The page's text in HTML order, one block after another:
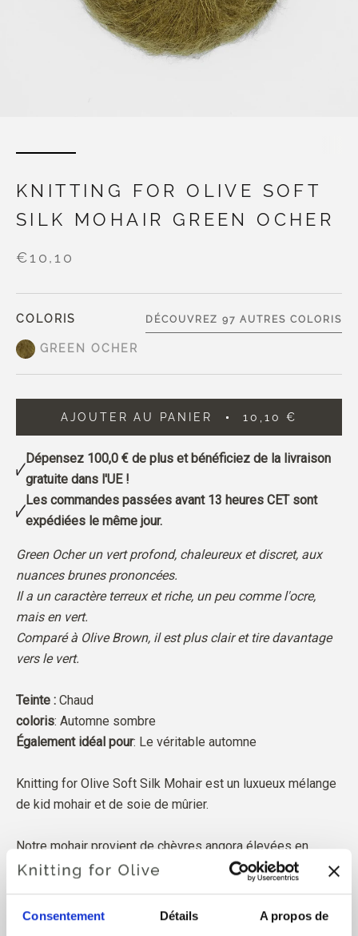
Consentement Détails A propos de
KNITTING FOR OLIVE SOFT
SILK MOHAIR GREEN OCHER
€10,10
COLORIS
GREEN OCHER
DÉCOUVREZ 97 AUTRES COLORIS
AJOUTER AU PANIER 10,10 €
Dépensez 100,0 € de plus et bénéficiez de la livraison
gratuite dans l'UE !
Les commandes passées avant 13 heures CET sont
expédiées le même jour.
Green Ocher un vert profond, chaleureux et discret, aux
nuances brunes prononcées.
Il a un caractère terreux et riche, un peu comme l'ocre,
mais en vert.
Comparé à Olive Brown, il est plus clair et tire davantage
vers le vert.
Teinte : Chaud
coloris: Automne sombre
Également idéal pour: Le véritable automne
Knitting for Olive Soft Silk Mohair est un luxueux mélange
de kid mohair et de soie de mûrier.
Notre mohair provient de chèvres angora élevées en
Afrique du Sud, et le fil est également produit localement.
Nos fils sont traçables jusqu'aux fermes individuelles, ce
qui signifie que nous savons exactement de quelles